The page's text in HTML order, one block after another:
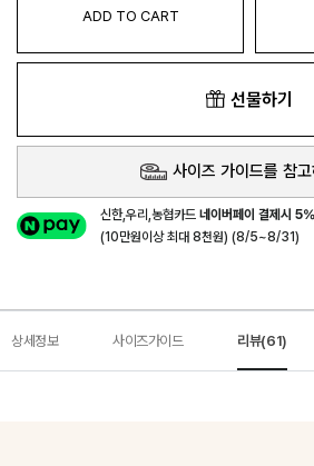
ADD TO CART
선물하기
사이즈 가이드를 참
신한,우리,농협카드네이버페이 결제시
(10만원이상 최대 8천원) (8/5~8/31)
상세정보 사이즈가이드 리뷰(61)